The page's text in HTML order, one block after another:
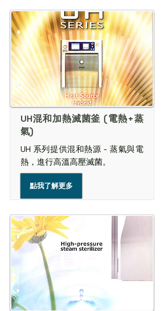
UH​混和加熱滅菌釜 (電熱+蒸
氣)
UH 系列提供混和熱源 - 蒸氣與電
熱，進行高溫高壓滅菌。
點我了解更多